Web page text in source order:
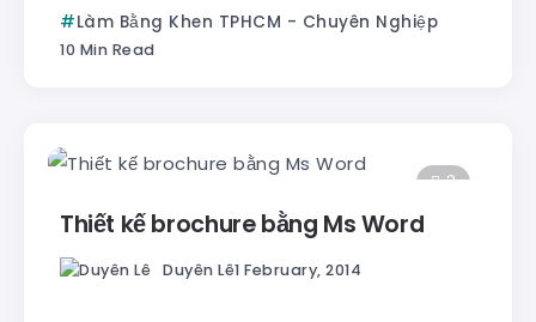
Làm Bằng Khen TPHCM - Chuyên Nghiệp
10 Min Read
3
Thiết kế brochure bằng Ms Word
Duyên Lê1 February, 2014